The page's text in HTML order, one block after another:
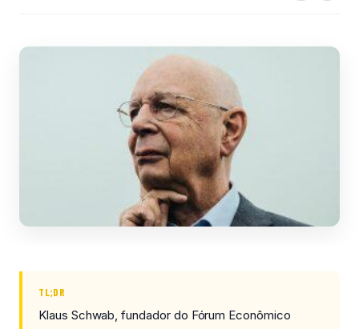
TL;DR
Klaus Schwab, fundador do Fórum Econômico